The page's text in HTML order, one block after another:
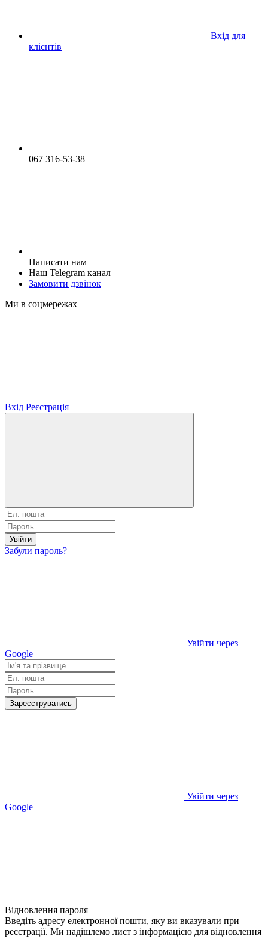
Вхід для
клієнтів
067 316-53-38
Написати нам
Наш Telegram канал
Замовити дзвінок
Ми в соцмережах
Вхід Реєстрація
Увійти
Забули пароль?
Увійти через
Google
Зареєструватись
Увійти через
Google
Відновлення пароля
Введіть адресу електронної пошти, яку ви вказували при
реєстрації. Ми надішлемо лист з інформацією для відновлення